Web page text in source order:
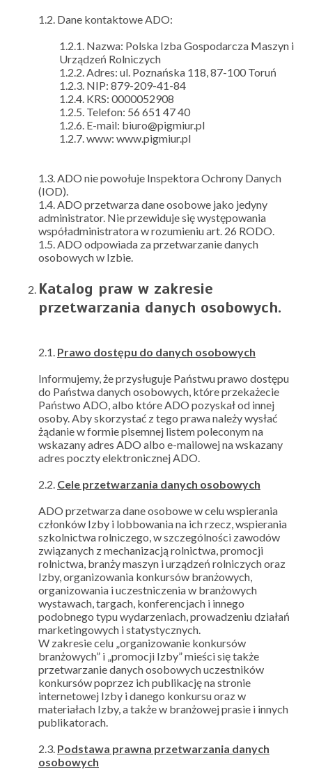
1.2. Dane kontaktowe ADO:
1.2.1. Nazwa: Polska Izba Gospodarcza Maszyn i
Urządzeń Rolniczych
1.2.2. Adres: ul. Poznańska 118, 87-100 Toruń
1.2.3. NIP: 879-209-41-84
1.2.4. KRS: 0000052908
1.2.5. Telefon: 56 651 47 40
1.2.6. E-mail: biuro@pigmiur.pl
1.2.7. www: www.pigmiur.pl
1.3. ADO nie powołuje Inspektora Ochrony Danych
(IOD).
1.4. ADO przetwarza dane osobowe jako jedyny
administrator. Nie przewiduje się występowania
współadministratora w rozumieniu art. 26 RODO.
1.5. ADO odpowiada za przetwarzanie danych
osobowych w Izbie.
Katalog praw w zakresie
przetwarzania danych osobowych.
2.1. Prawo dostępu do danych osobowych
Informujemy, że przysługuje Państwu prawo dostępu
do Państwa danych osobowych, które przekażecie
Państwo ADO, albo które ADO pozyskał od innej
osoby. Aby skorzystać z tego prawa należy wysłać
żądanie w formie pisemnej listem poleconym na
wskazany adres ADO albo e-mailowej na wskazany
adres poczty elektronicznej ADO.
2.2. Cele przetwarzania danych osobowych
ADO przetwarza dane osobowe w celu wspierania
członków Izby i lobbowania na ich rzecz, wspierania
szkolnictwa rolniczego, w szczególności zawodów
związanych z mechanizacją rolnictwa, promocji
rolnictwa, branży maszyn i urządzeń rolniczych oraz
Izby, organizowania konkursów branżowych,
organizowania i uczestniczenia w branżowych
wystawach, targach, konferencjach i innego
podobnego typu wydarzeniach, prowadzeniu działań
marketingowych i statystycznych.
W zakresie celu „organizowanie konkursów
branżowych” i „promocji Izby” mieści się także
przetwarzanie danych osobowych uczestników
konkursów poprzez ich publikację na stronie
internetowej Izby i danego konkursu oraz w
materiałach Izby, a także w branżowej prasie i innych
publikatorach.
2.3. Podstawa prawna przetwarzania danych
osobowych